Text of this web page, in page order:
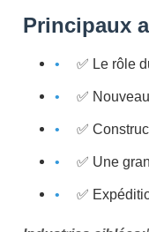
Principaux
✅ Le rôle
✅
✅
✅ Une
✅